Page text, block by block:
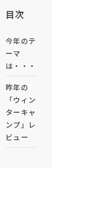
目次
今年のテ
ーマ
は・・・
昨年の
「ウィン
ターキャ
ンプ」レ
ビュー